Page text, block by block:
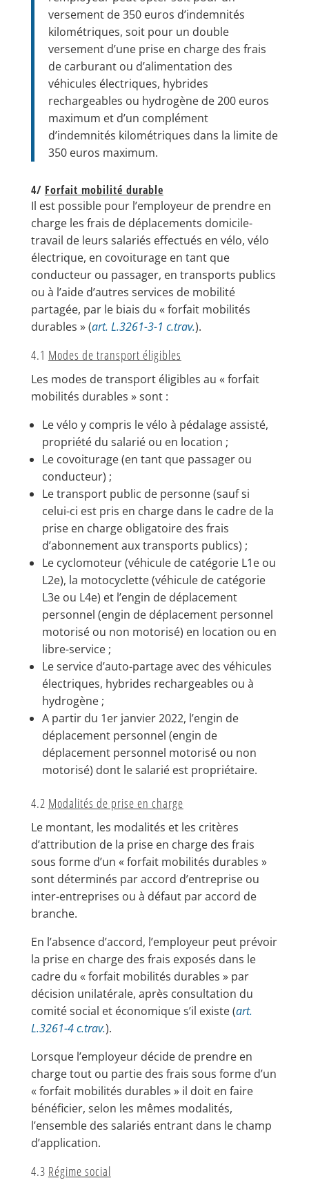
versement de 350 euros d’indemnités
kilométriques, soit pour un double
versement d’une prise en charge des frais
de carburant ou d’alimentation des
véhicules électriques, hybrides
rechargeables ou hydrogène de 200 euros
maximum et d’un complément
d’indemnités kilométriques dans la limite de
350 euros maximum.
4/ Forfait mobilité durable
Il est possible pour l’employeur de prendre en
charge les frais de déplacements domicile-
travail de leurs salariés effectués en vélo, vélo
électrique, en covoiturage en tant que
conducteur ou passager, en transports publics
ou à l’aide d’autres services de mobilité
partagée, par le biais du « forfait mobilités
durables » (art. L.3261-3-1 c.trav.).
4.1 Modes de transport éligibles
Les modes de transport éligibles au « forfait
mobilités durables » sont :
Le vélo y compris le vélo à pédalage assisté,
propriété du salarié ou en location ;
Le covoiturage (en tant que passager ou
conducteur) ;
Le transport public de personne (sauf si
celui-ci est pris en charge dans le cadre de la
prise en charge obligatoire des frais
d’abonnement aux transports publics) ;
Le cyclomoteur (véhicule de catégorie L1e ou
L2e), la motocyclette (véhicule de catégorie
L3e ou L4e) et l’engin de déplacement
personnel (engin de déplacement personnel
motorisé ou non motorisé) en location ou en
libre-service ;
Le service d’auto-partage avec des véhicules
électriques, hybrides rechargeables ou à
hydrogène ;
A partir du 1er janvier 2022, l’engin de
déplacement personnel (engin de
déplacement personnel motorisé ou non
motorisé) dont le salarié est propriétaire.
4.2 Modalités de prise en charge
Le montant, les modalités et les critères
d’attribution de la prise en charge des frais
sous forme d’un « forfait mobilités durables »
sont déterminés par accord d’entreprise ou
inter-entreprises ou à défaut par accord de
branche.
En l’absence d’accord, l’employeur peut prévoir
la prise en charge des frais exposés dans le
cadre du « forfait mobilités durables » par
décision unilatérale, après consultation du
comité social et économique s’il existe (art.
L.3261-4 c.trav.).
Lorsque l’employeur décide de prendre en
charge tout ou partie des frais sous forme d’un
« forfait mobilités durables » il doit en faire
bénéficier, selon les mêmes modalités,
l’ensemble des salariés entrant dans le champ
d’application.
4.3 Régime social